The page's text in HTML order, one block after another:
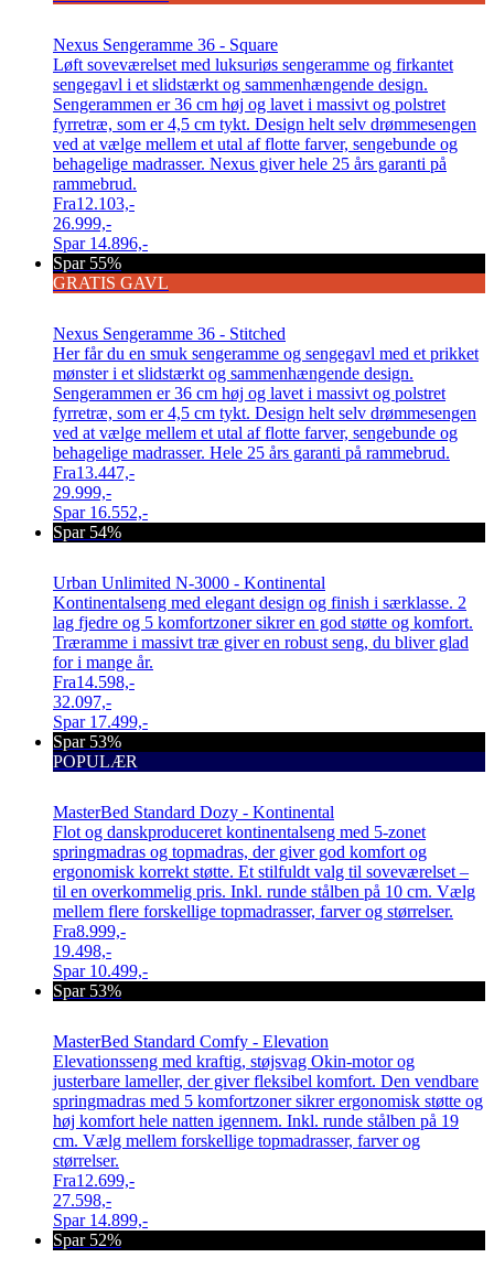
Nexus Sengeramme 36 - Square
Løft soveværelset med luksuriøs sengeramme og firkantet
sengegavl i et slidstærkt og sammenhængende design.
Sengerammen er 36 cm høj og lavet i massivt og polstret
fyrretræ, som er 4,5 cm tykt. Design helt selv drømmesengen
ved at vælge mellem et utal af flotte farver, sengebunde og
behagelige madrasser. Nexus giver hele 25 års garanti på
rammebrud.
Fra12.103,-
26.999,-
Spar 14.896,-
Spar 55%
GRATIS GAVL
Nexus Sengeramme 36 - Stitched
Her får du en smuk sengeramme og sengegavl med et prikket
mønster i et slidstærkt og sammenhængende design.
Sengerammen er 36 cm høj og lavet i massivt og polstret
fyrretræ, som er 4,5 cm tykt. Design helt selv drømmesengen
ved at vælge mellem et utal af flotte farver, sengebunde og
behagelige madrasser. Hele 25 års garanti på rammebrud.
Fra13.447,-
29.999,-
Spar 16.552,-
Spar 54%
Urban Unlimited N-3000 - Kontinental
Kontinentalseng med elegant design og finish i særklasse. 2
lag fjedre og 5 komfortzoner sikrer en god støtte og komfort.
Træramme i massivt træ giver en robust seng, du bliver glad
for i mange år.
Fra14.598,-
32.097,-
Spar 17.499,-
Spar 53%
POPULÆR
MasterBed Standard Dozy - Kontinental
Flot og danskproduceret kontinentalseng med 5-zonet
springmadras og topmadras, der giver god komfort og
ergonomisk korrekt støtte. Et stilfuldt valg til soveværelset –
til en overkommelig pris. Inkl. runde stålben på 10 cm. Vælg
mellem flere forskellige topmadrasser, farver og størrelser.
Fra8.999,-
19.498,-
Spar 10.499,-
Spar 53%
MasterBed Standard Comfy - Elevation
Elevationsseng med kraftig, støjsvag Okin-motor og
justerbare lameller, der giver fleksibel komfort. Den vendbare
springmadras med 5 komfortzoner sikrer ergonomisk støtte og
høj komfort hele natten igennem. Inkl. runde stålben på 19
cm. Vælg mellem forskellige topmadrasser, farver og
størrelser.
Fra12.699,-
27.598,-
Spar 14.899,-
Spar 52%